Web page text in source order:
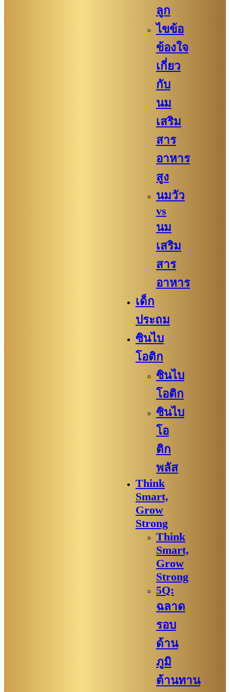
ลูก
ไขข้อ
ข้องใจ
เกี่ยว
กับ
นม
เสริม
สาร
อาหาร
สูง
นมวัว
vs
นม
เสริม
สาร
อาหาร
เด็ก
ประถม
ซินไบ
โอติก
ซินไบ
โอติก
ซินไบ
โอ
ติก
พลัส
Think
Smart,
Grow
Strong
Think
Smart,
Grow
Strong
5Q:
ฉลาด
รอบ
ด้าน
ภูมิ
ต้านทาน